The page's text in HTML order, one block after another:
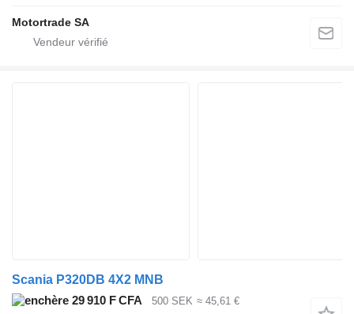
Motortrade SA
Scania P320DB 4X2 MNB
29 910 F CFA
500 SEK ≈ 45,61 €